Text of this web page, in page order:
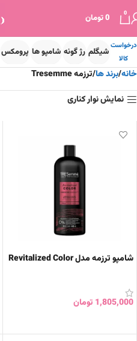
0
0تومان
درخواست
کالا
شیگلم رژ گونه شامپو ها پرومکس
خانه برند ها ترزمه Tresemme
نمایش نوار کناری
شامپو ترزمه مدل Revitalized Color
1,805,000 تومان